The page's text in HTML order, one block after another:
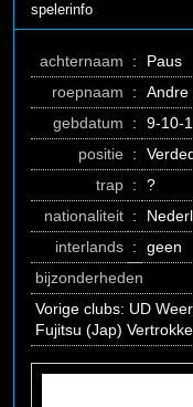
spelerinfo
achternaam :
Paus
roepnaam
:
Andre
gebdatum
:
9-10-
positie :
trap :
?
nationaliteit :
interlands :
geen
bijzonderheden
Vorige clubs: UD
Fujitsu (Jap)